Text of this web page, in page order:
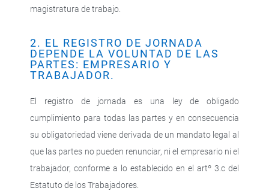
magistratura de trabajo.
2. EL REGISTRO DE JORNADA
DEPENDE LA VOLUNTAD DE LAS
PARTES: EMPRESARIO Y
TRABAJADOR.
El registro de jornada es una ley de obligado
cumplimiento para todas las partes y en consecuencia
su obligatoriedad viene derivada de un mandato legal al
que las partes no pueden renunciar, ni el empresario ni el
trabajador, conforme a lo establecido en el artº 3.c del
Estatuto de los Trabajadores.